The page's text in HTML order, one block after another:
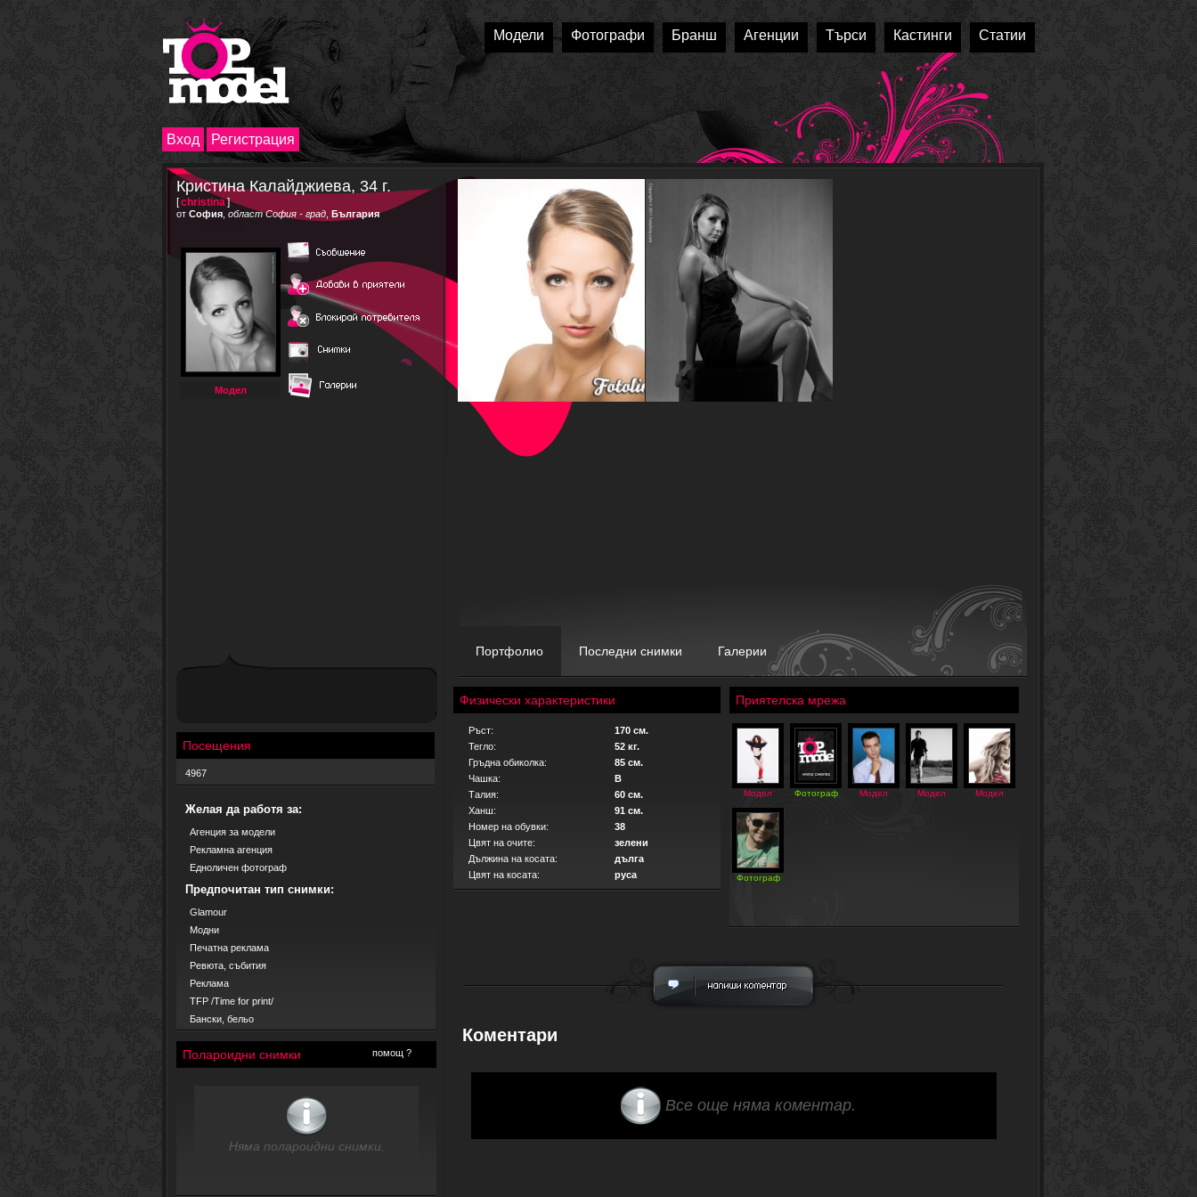
Модели Фотографи Бранш Агенции Търси Кастинги Статии
Вход Регистрация
Кристина Калайджиева, 34 г.
[christina]
от София област София - град България
Модел
Посещения
4967
Желая да работя за:
Агенция за модели
Рекламна агенция
Едноличен фотограф
Предпочитан тип снимки:
Glamour
Модни
Печатна реклама
Ревюта, събития
Реклама
TFP /Time for print/
Бански, бельо
Полароидни снимки помощ ?
Няма полароидни снимки.
Портфолио Последни снимки Галерии
Физически характеристики
Ръст:
170 см.
Тегло:
52 кг.
Гръдна обиколка:
85 см.
Чашка:
B
Талия:
60 см.
Ханш:
91 см.
Номер на обувки:
38
Цвят на очите:
зелени
Дължина на косата:
дълга
Цвят на косата:
руса
Приятелска мрежа
Модел Фотограф Модел Модел Модел
Фотограф
Коментари
Все още няма коментар.